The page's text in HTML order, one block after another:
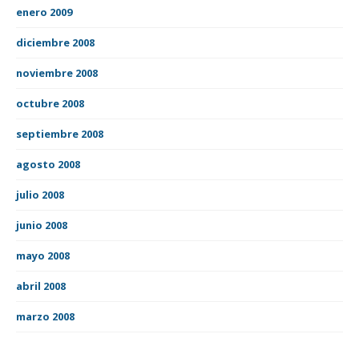
enero 2009
diciembre 2008
noviembre 2008
octubre 2008
septiembre 2008
agosto 2008
julio 2008
junio 2008
mayo 2008
abril 2008
marzo 2008